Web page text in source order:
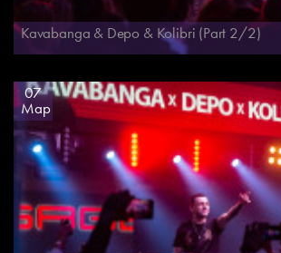
Kavabanga & Depo & Kolibri (Part 2/2)
07
Мар